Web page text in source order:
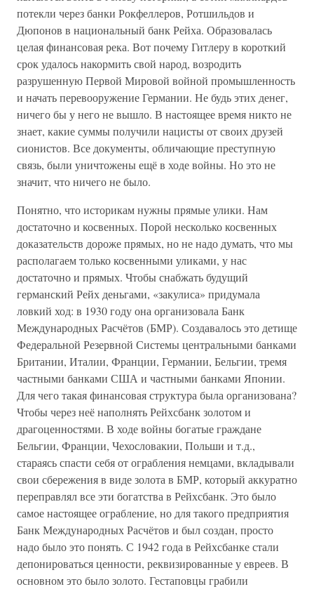
потекли через банки Рокфеллеров, Ротшильдов и
Дюпонов в национальный банк Рейха. Образовалась
целая финансовая река. Вот почему Гитлеру в короткий
срок удалось накормить свой народ, возродить
разрушенную Первой Мировой войной промышленность
и начать перевооружение Германии. Не будь этих денег,
ничего бы у него не вышло. В настоящее время никто не
знает, какие суммы получили нацисты от своих друзей
сионистов. Все документы, обличающие преступную
связь, были уничтожены ещё в ходе войны. Но это не
значит, что ничего не было.
Понятно, что историкам нужны прямые улики. Нам
достаточно и косвенных. Порой несколько косвенных
доказательств дороже прямых, но не надо думать, что мы
располагаем только косвенными уликами, у нас
достаточно и прямых. Чтобы снабжать будущий
германский Рейх деньгами, «закулиса» придумала
ловкий ход: в 1930 году она организовала Банк
Международных Расчётов (БМР). Создавалось это детище
Федеральной Резервной Системы центральными банками
Британии, Италии, Франции, Германии, Бельгии, тремя
частными банками США и частными банками Японии.
Для чего такая финансовая структура была организована?
Чтобы через неё наполнять Рейхсбанк золотом и
драгоценностями. В ходе войны богатые граждане
Бельгии, Франции, Чехословакии, Польши и т.д.,
стараясь спасти себя от ограбления немцами, вкладывали
свои сбережения в виде золота в БМР, который аккуратно
переправлял все эти богатства в Рейхсбанк. Это было
самое настоящее ограбление, но для такого предприятия
Банк Международных Расчётов и был создан, просто
надо было это понять. С 1942 года в Рейхсбанке стали
депонироваться ценности, реквизированные у евреев. В
основном это было золото. Гестаповцы грабили